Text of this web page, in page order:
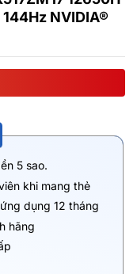
144Hz NVIDIA®
5 sao.
khi mang thẻ
dụng 12 tháng
hãng